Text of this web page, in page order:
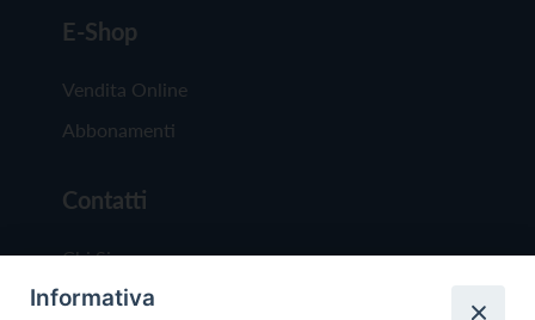
E-Shop
Vendita Online
Abbonamenti
Contatti
Chi Siamo
Redazione
Informativa